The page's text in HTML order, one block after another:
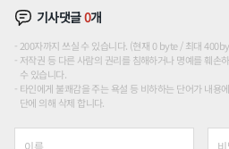
기사댓글0개
200자까지 쓰실 수 있습니다. (현재 0 byte / 최대
저작권 등 다른 사람의 권리를 침해하거나 명예를 훼손
수 있습니다.
타인에게 불쾌감을 주는 욕설 등 비하하는 단어가 내용
단에 의해 삭제 합니다.